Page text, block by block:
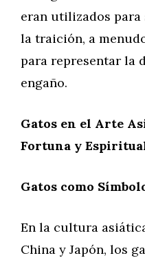
eran utilizados
la traición, a
para representar la
engaño.
Gatos en el Arte
Fortuna y
Gatos como
En la cultura
China y Japón, los